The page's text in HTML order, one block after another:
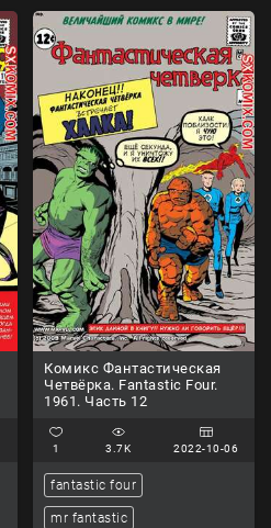
Комикс Фантастическая
Четвёрка. Fantastic Four.
1961. Часть 12
1 3.7K 2022-10-06
fantastic four
mr fantastic